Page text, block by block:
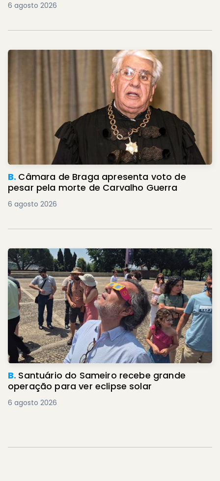
6 agosto 2026
B. Câmara de Braga apresenta voto de
pesar pela morte de Carvalho Guerra
6 agosto 2026
B. Santuário do Sameiro recebe grande
operação para ver eclipse solar
6 agosto 2026